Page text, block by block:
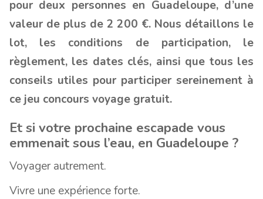
pour deux personnes en Guadeloupe, d’une
valeur de plus de 2 200 €. Nous détaillons le
lot, les conditions de participation, le
règlement, les dates clés, ainsi que tous les
conseils utiles pour participer sereinement à
ce jeu concours voyage gratuit.
Et si votre prochaine escapade vous
emmenait sous l’eau, en Guadeloupe ?
Voyager autrement.
Vivre une expérience forte.